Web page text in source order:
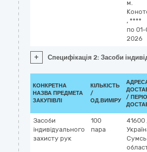
м.
, ****
по
2026
+ Специфікація 2: Засоби
КОНКРЕТНА
НАЗВА ПРЕДМЕТА
ЗАКУПІВЛІ
КІЛЬКІСТЬ
/
ОД.ВИМІРУ
/
Засоби
індивідуального
захисту рук
100
пара
41600